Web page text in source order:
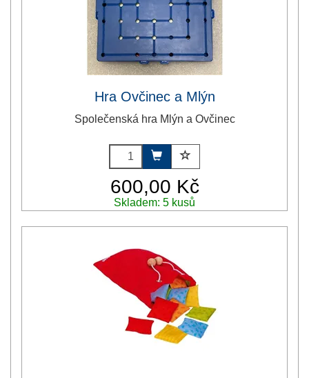
Hra Ovčinec a Mlýn
Společenská hra Mlýn a Ovčinec
600,00 Kč
Skladem: 5 kusů